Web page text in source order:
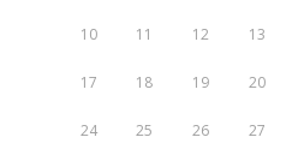
10 11 12 13
17 18 19 20
24 25 26 27